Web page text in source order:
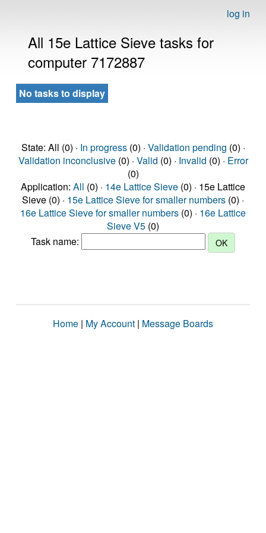
log in
All 15e Lattice Sieve tasks for
computer 7172887
No tasks to display
State: All (0) · In progress(0) · Validation pending (0) ·
Validation inconclusive(0) · Valid (0) · Invalid (0) · Error
(0)
Application: All (0) · 14e Lattice Sieve (0) · 15e Lattice
Sieve (0) · 15e Lattice Sieve for smaller numbers (0) ·
16e Lattice Sieve for smaller numbers (0) · 16e Lattice
Sieve V5 (0)
Task name:
Home | My Account | Message Boards